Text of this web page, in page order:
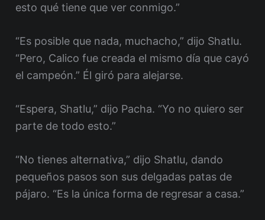
esto qué tiene que ver conmigo.”
“Es posible que nada, muchacho,” dijo Shatlu.
“Pero, Calico fue creada el mismo día que cayó
el campeón.” Él giró para alejarse.
“Espera, Shatlu,” dijo Pacha. “Yo no quiero ser
parte de todo esto.”
“No tienes alternativa,” dijo Shatlu, dando
pequeños pasos son sus delgadas patas de
pájaro. “Es la única forma de regresar a casa.”